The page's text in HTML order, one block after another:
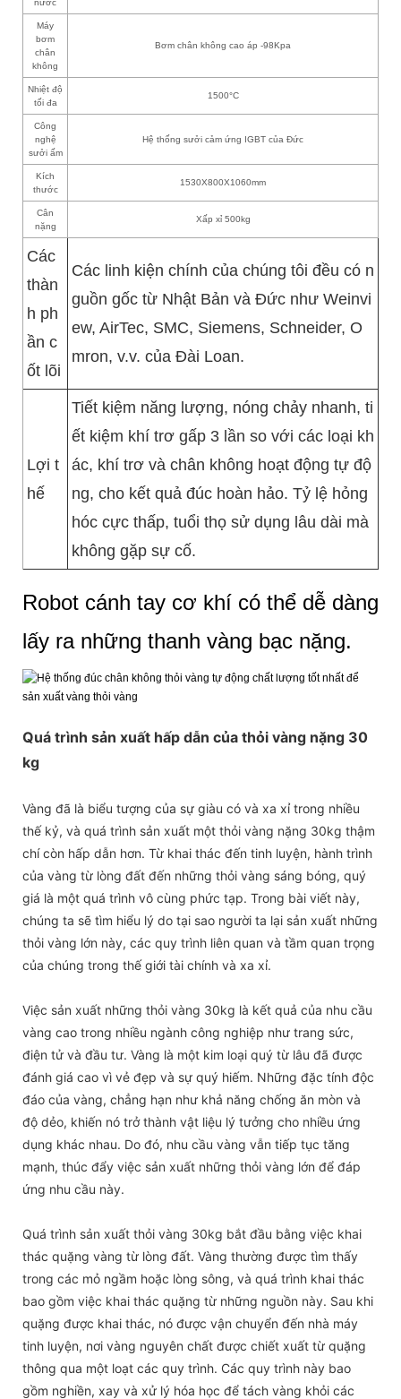
nước
Máy
bơm
chân
không
Bơm chân không cao áp -98Kpa
Nhiệt độ
tối đa
1500°C
Công
nghệ
sưởi ấm
Hệ thống sưởi cảm ứng IGBT của Đức
Kích
thước
1530X800X1060mm
Cân
nặng
Xấp xỉ 500kg
Các
thàn
h ph
ần c
ốt lõi
Các linh kiện chính của chúng tôi đều có n
guồn gốc từ Nhật Bản và Đức như Weinvi
ew, AirTec, SMC, Siemens, Schneider, O
mron, v.v. của Đài Loan.
Lợi t
hế
Tiết kiệm năng lượng, nóng chảy nhanh, ti
ết kiệm khí trơ gấp 3 lần so với các loại kh
ác, khí trơ và chân không hoạt động tự độ
ng, cho kết quả đúc hoàn hảo. Tỷ lệ hỏng
hóc cực thấp, tuổi thọ sử dụng lâu dài mà
không gặp sự cố.
Robot cánh tay cơ khí có thể dễ dàng
lấy ra những thanh vàng bạc nặng.
Quá trình sản xuất hấp dẫn của thỏi vàng nặng 30
kg
Vàng đã là biểu tượng của sự giàu có và xa xỉ trong nhiều
thế kỷ, và quá trình sản xuất một thỏi vàng nặng 30kg thậm
chí còn hấp dẫn hơn. Từ khai thác đến tinh luyện, hành trình
của vàng từ lòng đất đến những thỏi vàng sáng bóng, quý
giá là một quá trình vô cùng phức tạp. Trong bài viết này,
chúng ta sẽ tìm hiểu lý do tại sao người ta lại sản xuất những
thỏi vàng lớn này, các quy trình liên quan và tầm quan trọng
của chúng trong thế giới tài chính và xa xỉ.
Việc sản xuất những thỏi vàng 30kg là kết quả của nhu cầu
vàng cao trong nhiều ngành công nghiệp như trang sức,
điện tử và đầu tư. Vàng là một kim loại quý từ lâu đã được
đánh giá cao vì vẻ đẹp và sự quý hiếm. Những đặc tính độc
đáo của vàng, chẳng hạn như khả năng chống ăn mòn và
độ dẻo, khiến nó trở thành vật liệu lý tưởng cho nhiều ứng
dụng khác nhau. Do đó, nhu cầu vàng vẫn tiếp tục tăng
mạnh, thúc đẩy việc sản xuất những thỏi vàng lớn để đáp
ứng nhu cầu này.
Quá trình sản xuất thỏi vàng 30kg bắt đầu bằng việc khai
thác quặng vàng từ lòng đất. Vàng thường được tìm thấy
trong các mỏ ngầm hoặc lòng sông, và quá trình khai thác
bao gồm việc khai thác quặng từ những nguồn này. Sau khi
quặng được khai thác, nó được vận chuyển đến nhà máy
tinh luyện, nơi vàng nguyên chất được chiết xuất từ ​​quặng
thông qua một loạt các quy trình. Các quy trình này bao
gồm nghiền, xay và xử lý hóa học để tách vàng khỏi các